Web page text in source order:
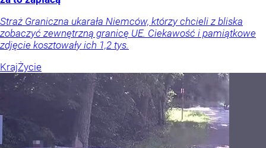
Straż Graniczna ukarała Niemców, którzy chcieli z bliska
zobaczyć zewnętrzną granicę UE. Ciekawość i pamiątkowe
zdjęcie kosztowały ich 1,2 tys.
KrajŻycie